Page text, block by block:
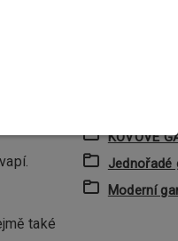
také
Zboží
KOVOVÉ
Jednořadé
Moderní